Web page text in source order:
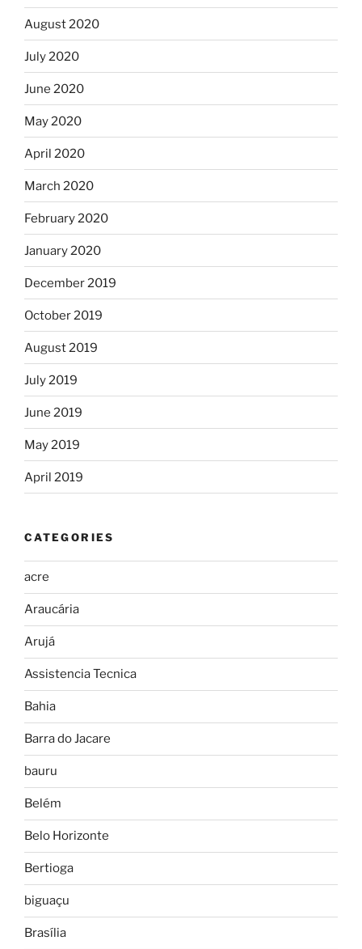
August 2020
July 2020
June 2020
May 2020
April 2020
March 2020
February 2020
January 2020
December 2019
October 2019
August 2019
July 2019
June 2019
May 2019
April 2019
CATEGORIES
acre
Araucária
Arujá
Assistencia Tecnica
Bahia
Barra do Jacare
bauru
Belém
Belo Horizonte
Bertioga
biguaçu
Brasília